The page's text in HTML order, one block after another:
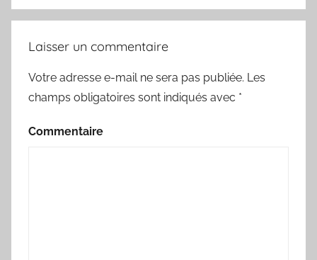
Laisser un commentaire
Votre adresse e-mail ne sera pas publiée. Les
champs obligatoires sont indiqués avec *
Commentaire